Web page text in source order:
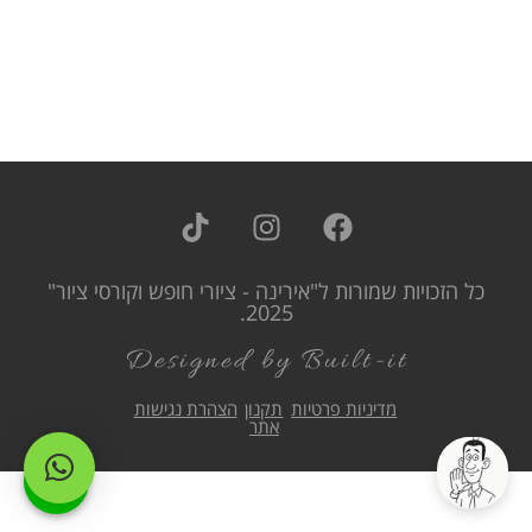
כל הזכויות שמורות ל"אירינה - ציורי חופש וקורסי ציור"
2025.
Designed by Built-it
מדיניות פרטיות תקנון
אתר
הצהרת נגישות